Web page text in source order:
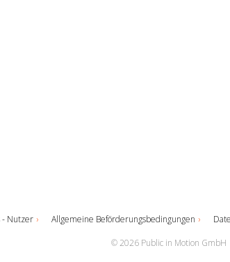
- Nutzer Allgemeine Beförderungsbedingungen
© 2026 Public in Motion GmbH